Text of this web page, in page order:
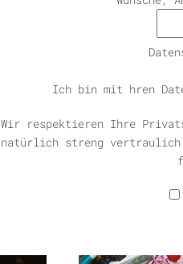
Ich bin mit hren
Wir respektieren Ihre
natürlich streng vertraulich